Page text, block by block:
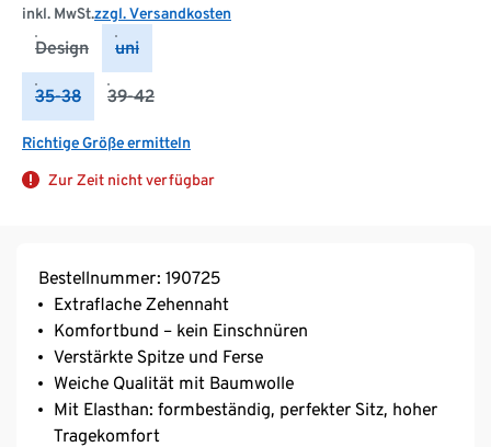
inkl. MwSt.zzgl. Versandkosten
Design uni
35-38 39-42
Richtige Größe ermitteln
Zur Zeit nicht verfügbar
Bestellnummer: 190725
Extraflache Zehennaht
Komfortbund – kein Einschnüren
Verstärkte Spitze und Ferse
Weiche Qualität mit Baumwolle
Mit Elasthan: formbeständig, perfekter Sitz, hoher
Tragekomfort